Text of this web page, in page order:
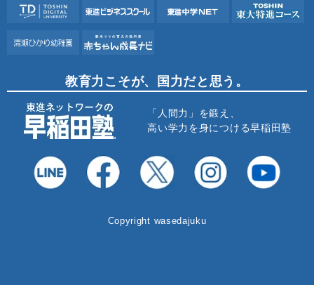
教育力こそが、国力だと思う。
「人間力」を鍛え、
高い学力を身につける早稲田塾
Copyright wasedajuku